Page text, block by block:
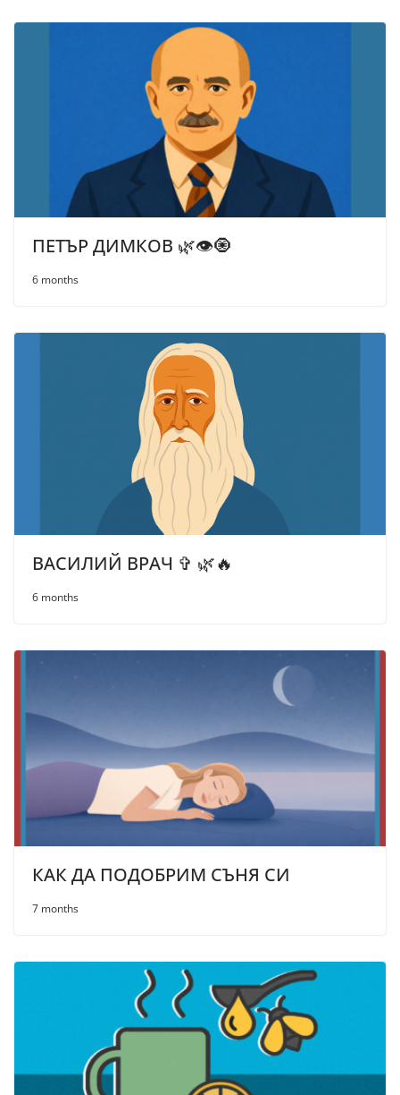
ПЕТЪР ДИМКОВ 🌿👁️🧿
6 months
ВАСИЛИЙ ВРАЧ ✞ 🌿🔥
6 months
КАК ДА ПОДОБРИМ СЪНЯ СИ
7 months